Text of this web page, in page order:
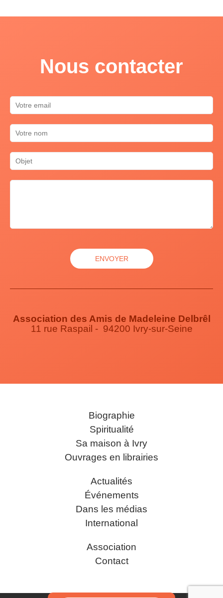
Nous contacter
Association des Amis de Madeleine Delbrêl
11 rue Raspail - 94200 Ivry-sur-Seine
Biographie
Spiritualité
Sa maison à Ivry
Ouvrages en librairies
Actualités
Événements
Dans les médias
International
Association
Contact